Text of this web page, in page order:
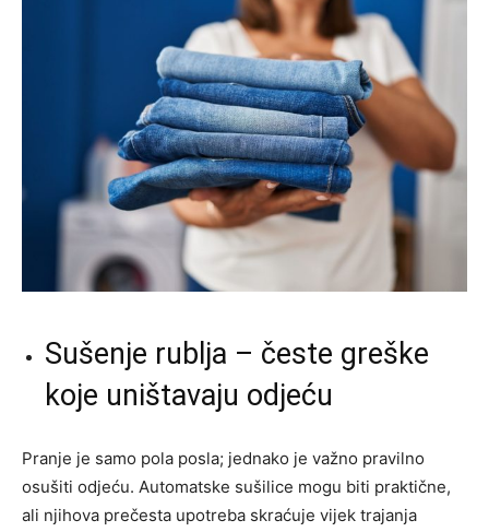
Sušenje rublja – česte greške
koje uništavaju odjeću
Pranje je samo pola posla; jednako je važno pravilno
osušiti odjeću. Automatske sušilice mogu biti praktične,
ali njihova prečesta upotreba skraćuje vijek trajanja